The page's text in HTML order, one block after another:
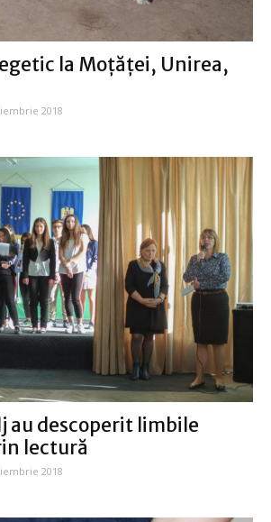
la Moţăţei, Unirea,
2018
au descoperit limbile
lectură
2018